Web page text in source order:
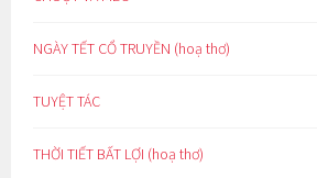
NGÀY TẾT CỔ TRUYỀN (hoạ thơ)
TUYỆT TÁC
THỜI TIẾT BẤT LỢI (hoạ thơ)